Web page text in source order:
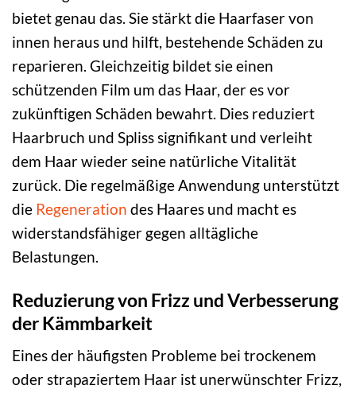
bietet genau das. Sie stärkt die Haarfaser von
innen heraus und hilft, bestehende Schäden zu
reparieren. Gleichzeitig bildet sie einen
schützenden Film um das Haar, der es vor
zukünftigen Schäden bewahrt. Dies reduziert
Haarbruch und Spliss signifikant und verleiht
dem Haar wieder seine natürliche Vitalität
zurück. Die regelmäßige Anwendung unterstützt
die Regeneration des Haares und macht es
widerstandsfähiger gegen alltägliche
Belastungen.
Reduzierung von Frizz und Verbesserung
der Kämmbarkeit
Eines der häufigsten Probleme bei trockenem
oder strapaziertem Haar ist unerwünschter Frizz,